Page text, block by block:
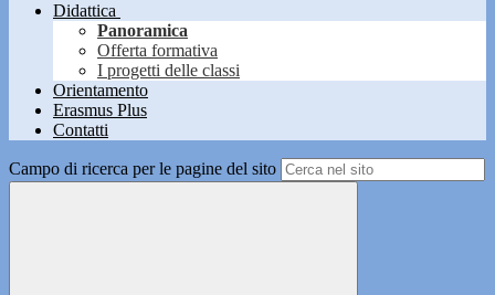
Didattica
Panoramica
Offerta formativa
I progetti delle classi
Orientamento
Erasmus Plus
Contatti
Campo di ricerca per le pagine del sito